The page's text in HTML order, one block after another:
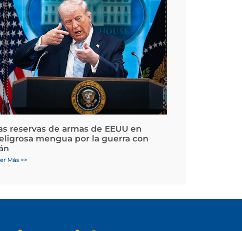
reservas de armas de EEUU en
mengua por la guerra con
Más >>